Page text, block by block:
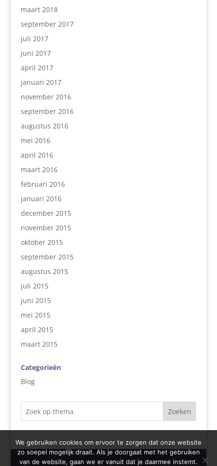
maart 2018
september 2017
juli 2017
juni 2017
april 2017
januari 2017
november 2016
september 2016
augustus 2016
mei 2016
april 2016
maart 2016
februari 2016
januari 2016
december 2015
november 2015
oktober 2015
september 2015
augustus 2015
juli 2015
juni 2015
mei 2015
april 2015
maart 2015
Categorieën
Blog
Zoeken
We gebruiken cookies om ervoor te zorgen dat onze website
zo soepel mogelijk draait. Als je doorgaat met het gebruiken
van de website, gaan we er vanuit dat je daarmee instemt.